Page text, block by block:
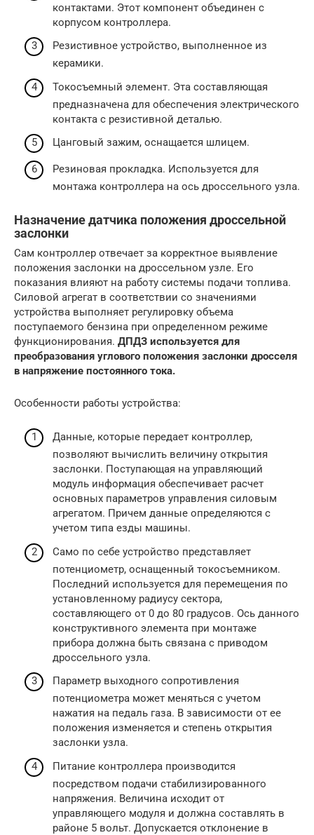
контактами. Этот компонент объединен с
корпусом контроллера.
Резистивное устройство, выполненное из
керамики.
Токосъемный элемент. Эта составляющая
предназначена для обеспечения электрического
контакта с резистивной деталью.
Цанговый зажим, оснащается шлицем.
Резиновая прокладка. Используется для
монтажа контроллера на ось дроссельного узла.
Назначение датчика положения дроссельной
заслонки
Сам контроллер отвечает за корректное выявление
положения заслонки на дроссельном узле. Его
показания влияют на работу системы подачи топлива.
Силовой агрегат в соответствии со значениями
устройства выполняет регулировку объема
поступаемого бензина при определенном режиме
функционирования. ДПДЗ используется для
преобразования углового положения заслонки дросселя
в напряжение постоянного тока.
Особенности работы устройства:
Данные, которые передает контроллер,
позволяют вычислить величину открытия
заслонки. Поступающая на управляющий
модуль информация обеспечивает расчет
основных параметров управления силовым
агрегатом. Причем данные определяются с
учетом типа езды машины.
Само по себе устройство представляет
потенциометр, оснащенный токосъемником.
Последний используется для перемещения по
установленному радиусу сектора,
составляющего от 0 до 80 градусов. Ось данного
конструктивного элемента при монтаже
прибора должна быть связана с приводом
дроссельного узла.
Параметр выходного сопротивления
потенциометра может меняться с учетом
нажатия на педаль газа. В зависимости от ее
положения изменяется и степень открытия
заслонки узла.
Питание контроллера производится
посредством подачи стабилизированного
напряжения. Величина исходит от
управляющего модуля и должна составлять в
районе 5 вольт. Допускается отклонение в